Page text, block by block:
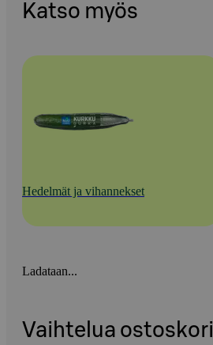
Katso myös
Hedelmät ja vihannekset
Ladataan...
Vaihtelua